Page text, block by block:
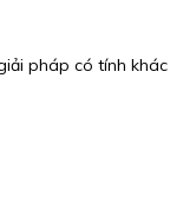
pháp có tính